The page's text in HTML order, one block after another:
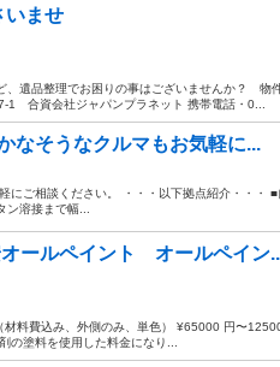
いませ
、遺品整理でお困りの事はございませんか？ 物
1 合資会社ジャパンプラネット 携帯電話・0...
なそうなクルマもお気軽に...
にご相談ください。 ・・・以下拠点紹介・・・
溶接まで幅...
ールペイント オールペイン
料費込み、外側のみ、単色） ¥65000 円〜
の塗料を使用した料金になり...